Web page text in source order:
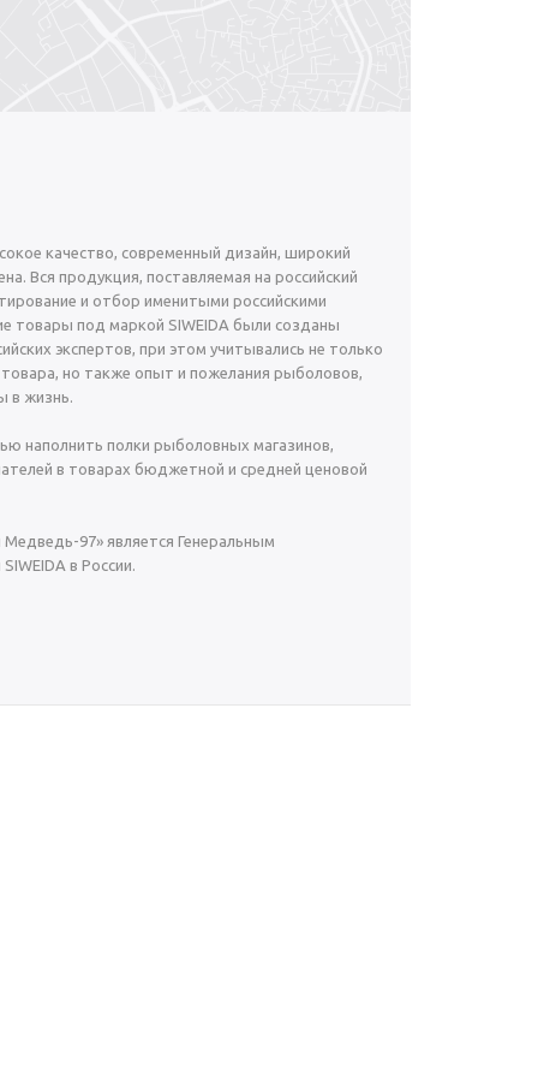
качество, современный дизайн, широкий
Вся продукция, поставляемая на российский
и отбор именитыми российскими
товары под маркой SIWEIDA были созданы
экспертов, при этом учитывались не только
но также опыт и пожелания рыболовов,
в жизнь.
наполнить полки рыболовных магазинов,
в товарах бюджетной и средней ценовой
97» является Генеральным
в России.